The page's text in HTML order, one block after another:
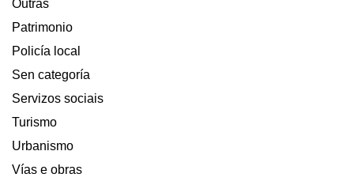
Outras
Patrimonio
Policía local
Sen categoría
Servizos sociais
Turismo
Urbanismo
Vías e obras